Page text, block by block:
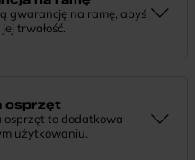
gwarancję na ramę, abyś
trwałość.
osprzęt
to dodatkowa
użytkowaniu.